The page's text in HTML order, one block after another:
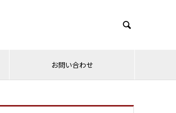

お問い合わせ